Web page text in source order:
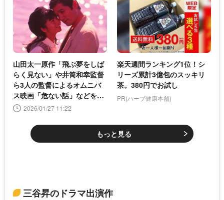
山田太一原作「飛ぶ夢をしば
らく見ない」や井筒和幸監督
ら3人の監督によるオムニバ
ス映画「危ない話」などを2
月に放送
2026/01/27 11:22
楽天週間ランキング1位！シ
リーズ累計3億包のスッキリ
茶。380円でお試し
PR(ハーブ健康本舗)
もっと見る
三谷昇のドラマ出演作